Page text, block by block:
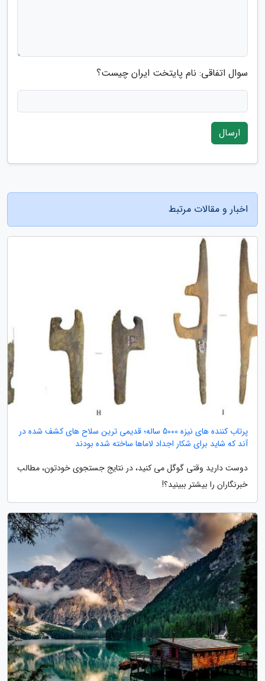
سوال اتفاقی: نام پایتخت ایران چیست؟
ارسال
اخبار و مقالات مرتبط
پرتاب کننده های نیزه 5000 ساله؛ قدیمی ترین سلاح های کشف شده در
آند که شاید برای شکار اجداد لاماها ساخته شده بودند
دوست دارید وقتی گوگل می کنید، در نتایج جستجوی خودتون، مطالب
خبرنگاران را بیشتر ببینید؟!